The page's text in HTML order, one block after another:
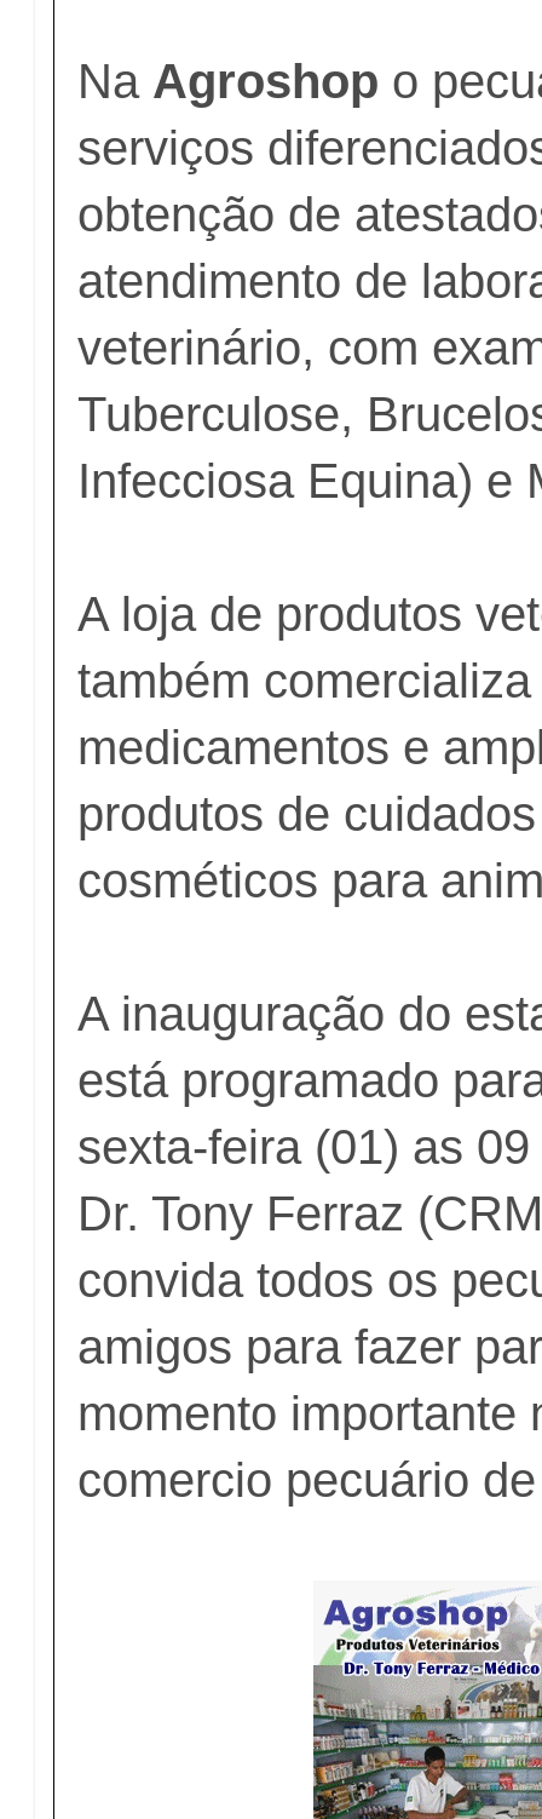
Na Agroshop o
serviços
obtenção de
atendimento de
veterinário, com
Tuberculose,
Infecciosa Equina) e
A loja de produtos
também
medicamentos e
produtos de
cosméticos para
A inauguração do
está programado
sexta-feira (01) as
Dr. Tony Ferraz
convida todos os
amigos para fazer
momento importante
comercio pecuário